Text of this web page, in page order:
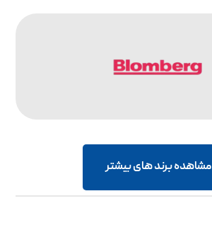
مشاهده برند های بیشتر